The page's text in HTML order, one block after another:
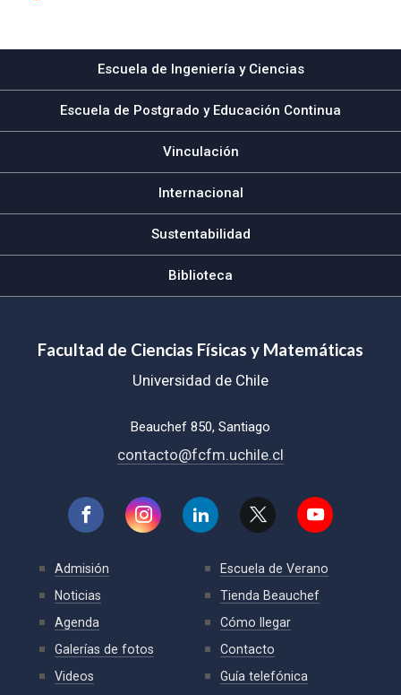
Escuela de Ingeniería y Ciencias
Escuela de Postgrado y Educación Continua
Vinculación
Internacional
Sustentabilidad
Biblioteca
Facultad de Ciencias Físicas y Matemáticas
Universidad de Chile
Beauchef 850, Santiago
contacto@fcfm.uchile.cl
Admisión
Noticias
Agenda
Galerías de fotos
Videos
Escuela de Verano
Tienda Beauchef
Cómo llegar
Contacto
Guía telefónica